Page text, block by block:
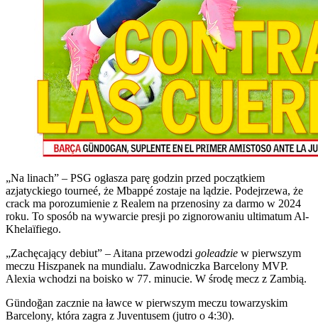
„Na linach” – PSG ogłasza parę godzin przed początkiem
azjatyckiego tourneé, że Mbappé zostaje na lądzie. Podejrzewa, że
crack ma porozumienie z Realem na przenosiny za darmo w 2024
roku. To sposób na wywarcie presji po zignorowaniu ultimatum Al-
Khelaïfiego.
„Zachęcający debiut” – Aitana przewodzi goleadzie w pierwszym
meczu Hiszpanek na mundialu. Zawodniczka Barcelony MVP.
Alexia wchodzi na boisko w 77. minucie. W środę mecz z Zambią.
Gündoğan zacznie na ławce w pierwszym meczu towarzyskim
Barcelony, która zagra z Juventusem (jutro o 4:30).